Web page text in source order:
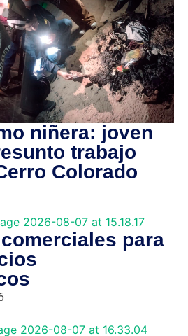
niñera: joven
trabajo
Colorado
para